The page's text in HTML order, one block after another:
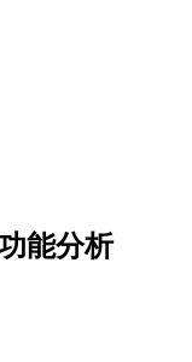
能分析